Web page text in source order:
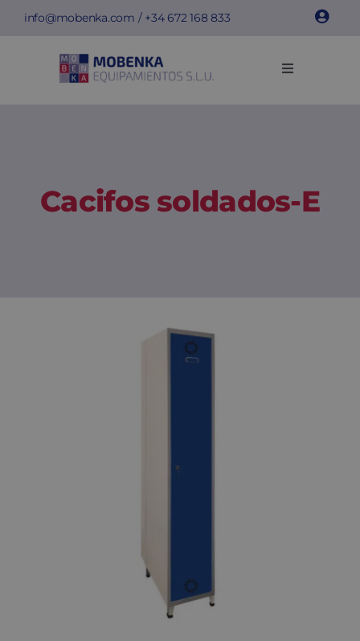
Skipinfo@mobenka.com / +34672 168 833
Toggle
Instalações
Cacifos soldados-E